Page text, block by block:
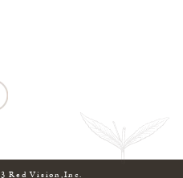
Red Vision,Inc.